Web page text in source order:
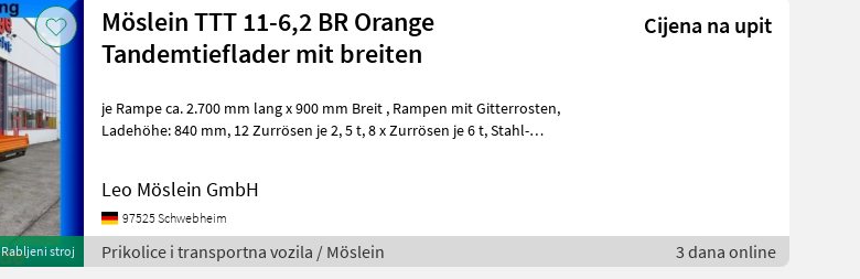
Rabljeni stroj
Möslein TTT 11-6,2 BR Orange
Tandemtieflader mit breiten
Cijena na upit
je Rampe ca. 2.700 mm lang x 900 mm Breit , Rampen mit Gitterrosten,
Ladehöhe: 840 mm, 12 Zurrösen je 2, 5 t, 8 x Zurrösen je 6 t, Stahl-
Leo Möslein GmbH
97525 Schwebheim
Prikolice i transportna vozila / Möslein 3 dana online